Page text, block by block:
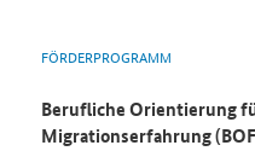
FÖRDERPROGRAMM
Berufliche Orientierung
Migrationserfahrung